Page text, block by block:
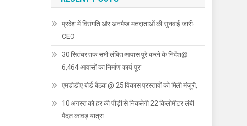
प्रदेश में विसंगति और अनमैप्ड मतदाताओं की सुनवाई जारी-
CEO
30 सितंबर तक सभी लंबित आवास पूरे करने के निर्देश@
6,464 आवासों का निर्माण कार्य पूरा
एमडीडीए बोर्ड बैठक @ 25 विकास प्रस्तावों को मिली मंजूरी,
10 अगस्त को हर की पौड़ी से निकलेगी 22 किलोमीटर लंबी
पैदल कावड़ यात्रा